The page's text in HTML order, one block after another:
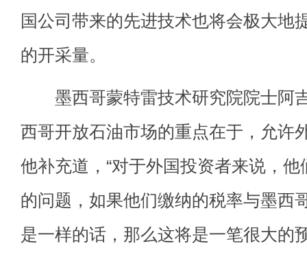
国公司带来的先进技术也将会极大地
的开采量。
墨西哥蒙特雷技术研究院院士阿
西哥开放石油市场的重点在于，允许
他补充道，“对于外国投资者来说，
的问题，如果他们缴纳的税率与墨西
是一样的话，那么这将是一笔很大的